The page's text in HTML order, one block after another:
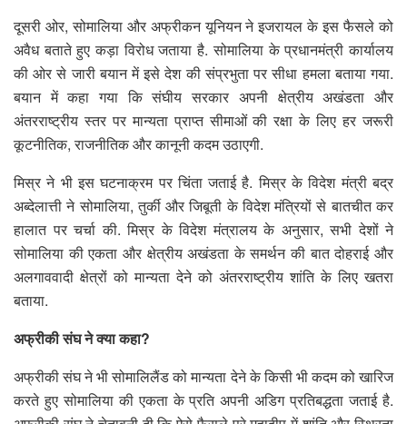
दूसरी ओर, सोमालिया और अफ्रीकन यूनियन ने इजरायल के इस फैसले को
अवैध बताते हुए कड़ा विरोध जताया है. सोमालिया के प्रधानमंत्री कार्यालय
की ओर से जारी बयान में इसे देश की संप्रभुता पर सीधा हमला बताया गया.
बयान में कहा गया कि संघीय सरकार अपनी क्षेत्रीय अखंडता और
अंतरराष्ट्रीय स्तर पर मान्यता प्राप्त सीमाओं की रक्षा के लिए हर जरूरी
कूटनीतिक, राजनीतिक और कानूनी कदम उठाएगी.
मिस्र ने भी इस घटनाक्रम पर चिंता जताई है. मिस्र के विदेश मंत्री बद्र
अब्देलात्ती ने सोमालिया, तुर्की और जिबूती के विदेश मंत्रियों से बातचीत कर
हालात पर चर्चा की. मिस्र के विदेश मंत्रालय के अनुसार, सभी देशों ने
सोमालिया की एकता और क्षेत्रीय अखंडता के समर्थन की बात दोहराई और
अलगाववादी क्षेत्रों को मान्यता देने को अंतरराष्ट्रीय शांति के लिए खतरा
बताया.
अफ्रीकी संघ ने क्या कहा?
अफ्रीकी संघ ने भी सोमालिलैंड को मान्यता देने के किसी भी कदम को खारिज
करते हुए सोमालिया की एकता के प्रति अपनी अडिग प्रतिबद्धता जताई है.